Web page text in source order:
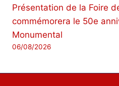
Présentation de la Foire
commémorera le 50e
Monumental
06/08/2026